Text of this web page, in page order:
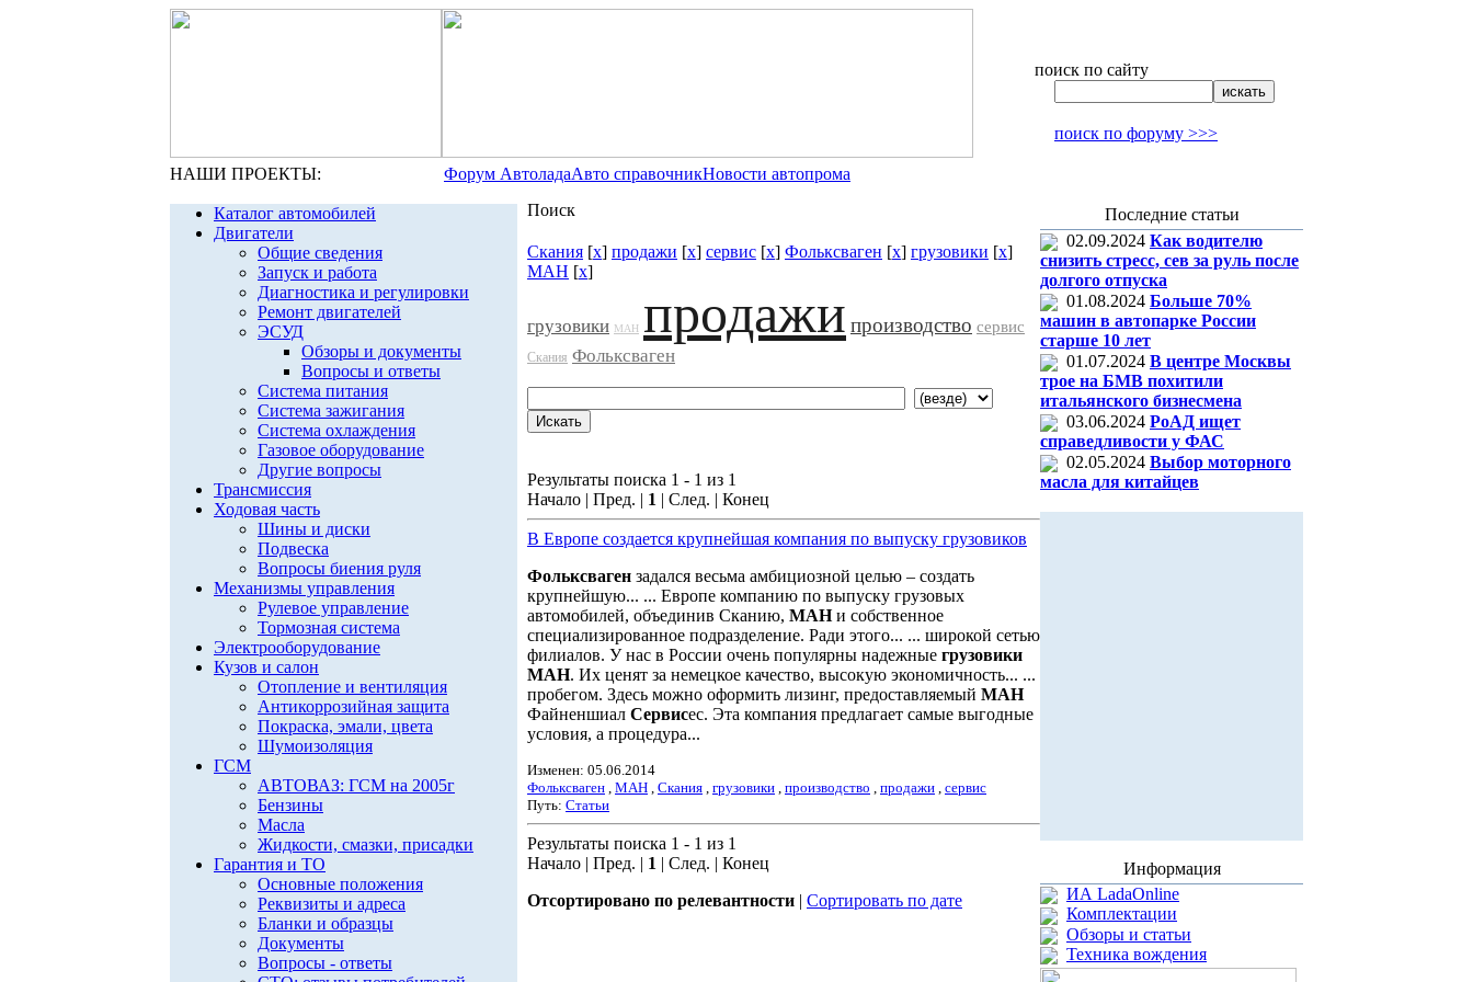
поиск по сайту
поиск по форуму >>>
НАШИ ПРОЕКТЫ: Форум АвтоладаАвто справочникНовости автопрома
Каталог автомобилей
Двигатели
Общие сведения
Запуск и работа
Диагностика и регулировки
Ремонт двигателей
ЭСУД
Обзоры и документы
Вопросы и ответы
Система питания
Система зажигания
Система охлаждения
Газовое оборудование
Другие вопросы
Трансмиссия
Ходовая часть
Шины и диски
Подвеска
Вопросы биения руля
Механизмы управления
Рулевое управление
Тормозная система
Электрооборудование
Кузов и салон
Отопление и вентиляция
Антикоррозийная защита
Покраска, эмали, цвета
Шумоизоляция
ГСМ
АВТОВАЗ: ГСМ на 2005г
Бензины
Масла
Жидкости, смазки, присадки
Гарантия и ТО
Основные положения
Реквизиты и адреса
Бланки и образцы
Документы
Вопросы - ответы
Поиск
Скания [x] продажи [x] сервис [x] Фольксваген [x] грузовики [x]
МАН [x]
грузовики МАН продажи производство сервис
Скания Фольксваген
Результаты поиска 1 - 1 из 1
Начало | Пред. | 1 | След. | Конец
В Европе создается крупнейшая компания по выпуску грузовиков
Фольксваген задался весьма амбициозной целью – создать
крупнейшую... ... Европе компанию по выпуску грузовых
автомобилей, объединив Сканию, МАНи собственное
специализированное подразделение. Ради этого... ... широкой сетью
филиалов. У нас в России очень популярны надежные грузовики
МАН. Их ценят за немецкое качество, высокую экономичность... ...
пробегом. Здесь можно оформить лизинг, предоставляемый МАН
Файненшиал Сервисес. Эта компания предлагает самые выгодные
условия, а процедура...
Изменен: 05.06.2014
Фольксваген , МАН , Скания , грузовики , производство , продажи , сервис
Путь: Статьи
Результаты поиска 1 - 1 из 1
Начало | Пред. | 1 | След. | Конец
Отсортировано по релевантности | Сортировать по дате
Последние статьи
02.09.2024 Как водителю
снизить стресс, сев за руль после
долгого отпуска
01.08.2024 Больше 70%
машин в автопарке России
старше 10 лет
01.07.2024 В центре Москвы
трое на БМВ похитили
итальянского бизнесмена
03.06.2024 РоАД ищет
справедливости у ФАС
02.05.2024 Выбор моторного
масла для китайцев
Информация
ИА LadaOnline
Комплектации
Обзоры и статьи
Техника вождения